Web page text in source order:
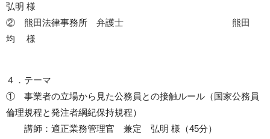
弘明 様
② 熊田法律事務所 弁護士 熊田
均 様
４．テーマ
① 事業者の立場から見た公務員との接触ルール（国家公務員
倫理規程と発注者綱紀保持規程）
講師：適正業務管理官 兼定 弘明 様（45分）